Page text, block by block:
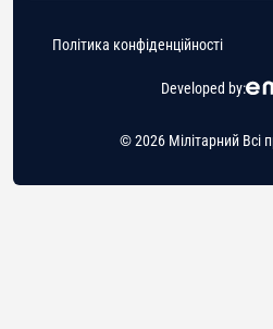
© 2026 Мілітарний Всі
Developed by:
Політика конфіденційності